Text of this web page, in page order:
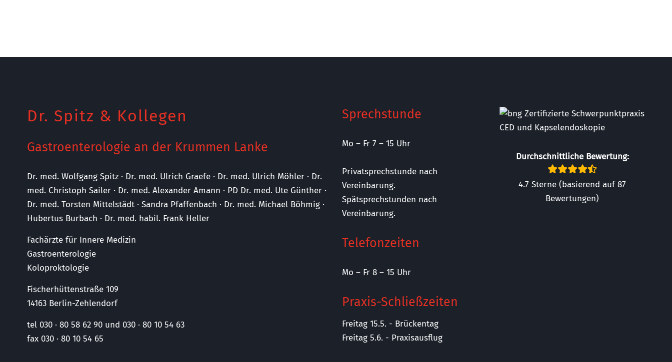
Dr. Spitz & Kollegen
Gastroenterologie an der Krummen Lanke
Dr. med. Wolfgang Spitz · Dr. med. Ulrich Graefe · Dr. med. Ulrich Möhler · Dr.
med. Christoph Sailer · Dr. med. Alexander Amann · PD Dr. med. Ute Günther ·
Dr. med. Torsten Mittelstädt · Sandra Pfaffenbach · Dr. med. Michael Böhmig ·
Hubertus Burbach · Dr. med. habil. Frank Heller
Fachärzte für Innere Medizin
Gastroenterologie
Koloproktologie
Fischerhüttenstraße 109
14163 Berlin-Zehlendorf
tel 030 · 80 58 62 90 und 030 · 80 10 54 63
fax 030 · 80 10 54 65
Sprechstunde
Mo – Fr 7 – 15 Uhr
Privatsprechstunde nach
Vereinbarung.
Spätsprechstunden nach
Vereinbarung.
Telefonzeiten
Mo – Fr 8 – 15 Uhr
Praxis-Schließzeiten
Freitag 15.5. - Brückentag
Freitag 5.6. - Praxisausflug
Durchschnittliche Bewertung:
4.7 Sterne (basierend auf 87
Bewertungen)